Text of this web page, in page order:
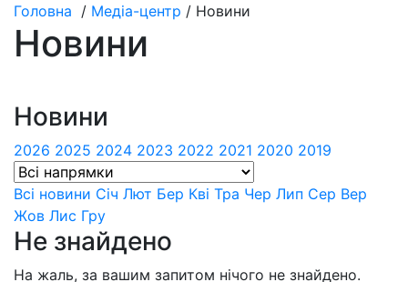
Головна / Медіа-центр / Новини
Новини
Новини
2026 2025 2024 2023 2022 2021 2020 2019
Всі новини Сiч Лют Бер Квi Тра Чер Лип Сер Вер
Жов Лис Гру
Не знайдено
На жаль, за вашим запитом нічого не знайдено.